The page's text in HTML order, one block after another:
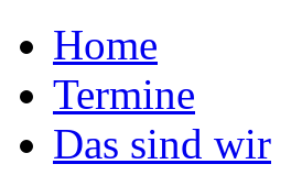
Home
Termine
Das sind wir